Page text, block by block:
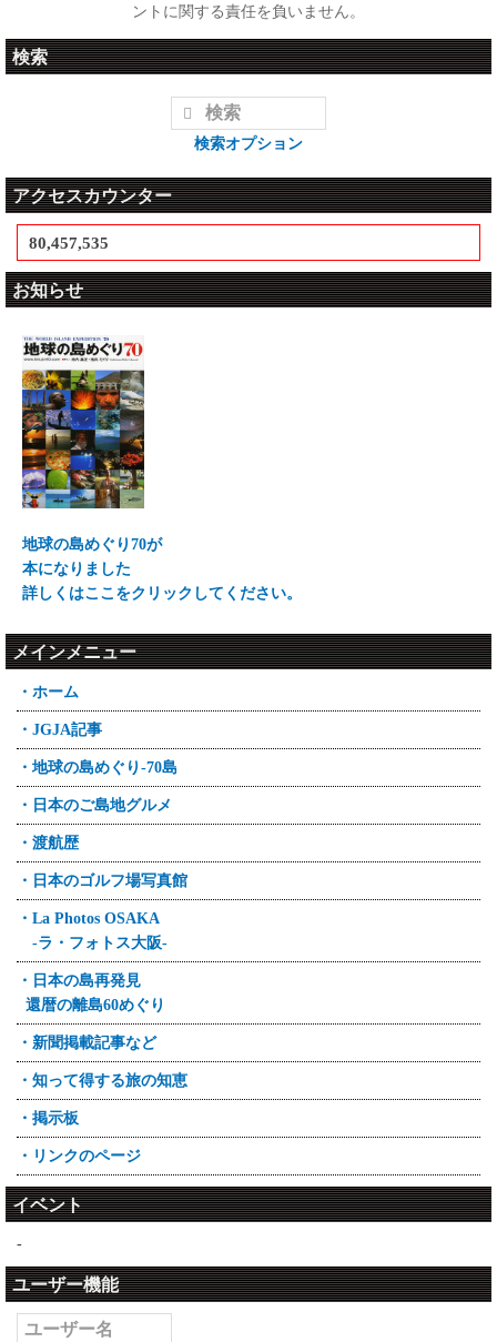
ントに関する責任を負いません。
検索
検索オプション
アクセスカウンター
80,457,535
お知らせ
地球の島めぐり70が
本になりました
詳しくはここをクリックしてください。
メインメニュー
・ホーム
・JGJA記事
・地球の島めぐり-70島
・日本のご島地グルメ
・渡航歴
・日本のゴルフ場写真館
・La Photos OSAKA
-ラ・フォトス大阪-
・日本の島再発見
還暦の離島60めぐり
・新聞掲載記事など
・知って得する旅の知恵
・掲示板
・リンクのページ
イベント
-
ユーザー機能